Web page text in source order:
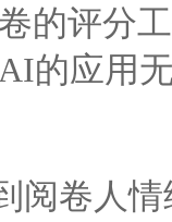
的评分
的应用
卷人情